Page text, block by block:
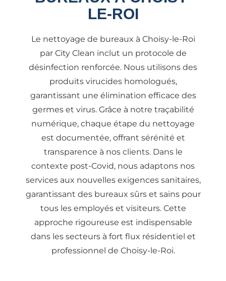
LE-ROI
Le nettoyage de bureaux à Choisy-le-Roi
par City Clean inclut un protocole de
désinfection renforcée. Nous utilisons des
produits virucides homologués,
garantissant une élimination efficace des
germes et virus. Grâce à notre traçabilité
numérique, chaque étape du nettoyage
est documentée, offrant sérénité et
transparence à nos clients. Dans le
contexte post-Covid, nous adaptons nos
services aux nouvelles exigences sanitaires,
garantissant des bureaux sûrs et sains pour
tous les employés et visiteurs. Cette
approche rigoureuse est indispensable
dans les secteurs à fort flux résidentiel et
professionnel de Choisy-le-Roi.